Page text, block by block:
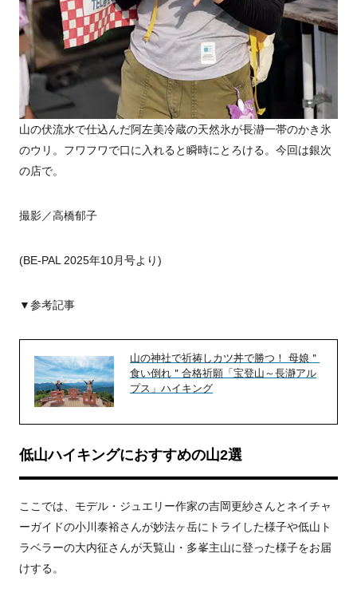
山の伏流水で仕込んだ阿左美冷蔵の天然氷が長瀞一帯のかき氷
のウリ。フワフワで口に入れると瞬時にとろける。今回は銀次
の店で。
撮影／高橋郁子
(BE-PAL 2025年10月号より)
▼参考記事
山の神社で祈祷しカツ丼で勝つ！ 母娘＂
食い倒れ＂合格祈願「宝登山～長瀞アル
プス」ハイキング
低山ハイキングにおすすめの山2選
ここでは、モデル・ジュエリー作家の吉岡更紗さんとネイチャ
ーガイドの小川泰裕さんが妙法ヶ岳にトライした様子や低山ト
ラベラーの大内征さんが天覧山・多峯主山に登った様子をお届
けする。